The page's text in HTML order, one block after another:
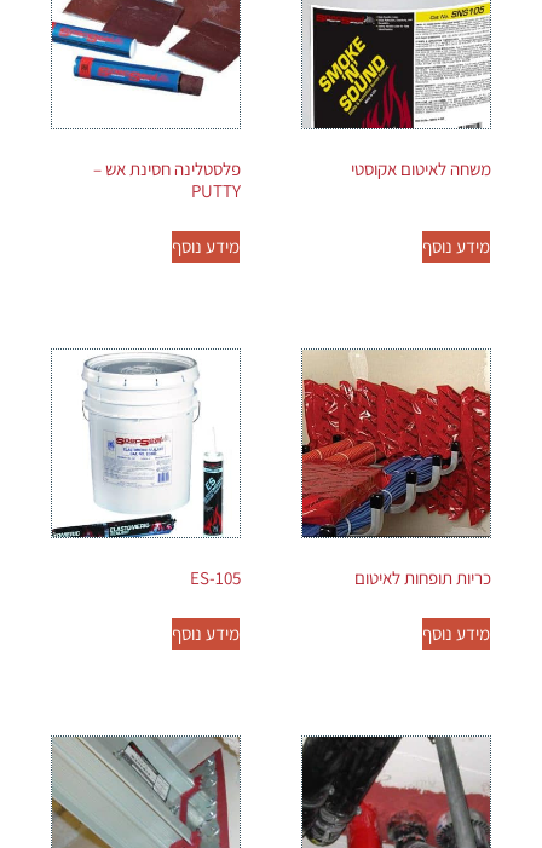
משחה לאיטום אקוסטי
מידע נוסף
פלסטלינה חסינת אש –
PUTTY
מידע נוסף
כריות תופחות לאיטום
מידע נוסף
ES-105
מידע נוסף